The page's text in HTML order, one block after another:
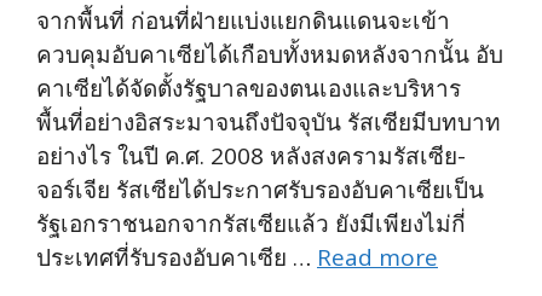
จากพื้นที่ ก่อนที่ฝ่ายแบ่งแยกดินแดนจะเข้า
ควบคุมอับคาเซียได้เกือบทั้งหมดหลังจากนั้น อับ
คาเซียได้จัดตั้งรัฐบาลของตนเองและบริหาร
พื้นที่อย่างอิสระมาจนถึงปัจจุบัน รัสเซียมีบทบาท
อย่างไร ในปี ค.ศ. 2008 หลังสงครามรัสเซีย-
จอร์เจีย รัสเซียได้ประกาศรับรองอับคาเซียเป็น
รัฐเอกราชนอกจากรัสเซียแล้ว ยังมีเพียงไม่กี่
ประเทศที่รับรองอับคาเซีย … Read more